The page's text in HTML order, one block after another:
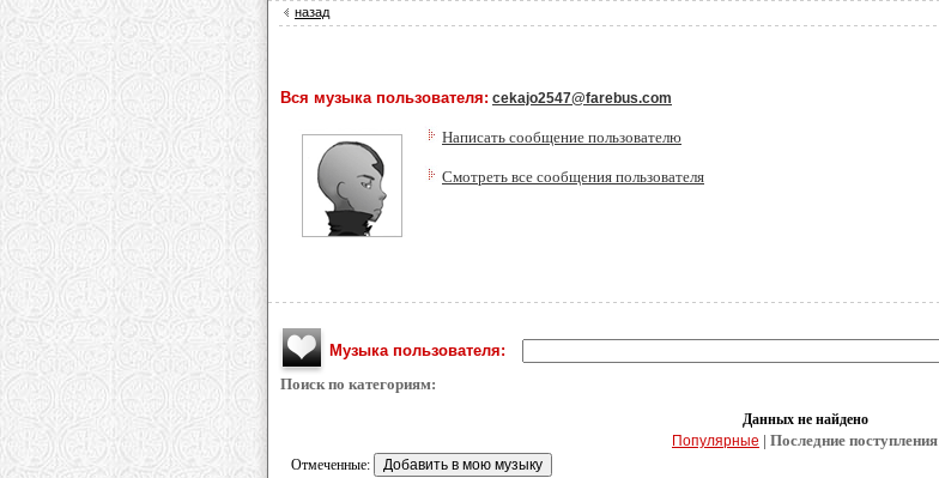
назад
Вся музыка пользователя: cekajo2547@farebus.com
Написать сообщение пользователю
Смотреть все сообщения пользователя
Музыка пользователя:
Поиск по категориям:
Данных не найдено
Популярные | Последние поступления
Отмеченные: